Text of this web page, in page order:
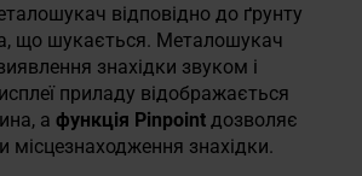
відповідно до ґрунту
що шукається. Металошукач
знахідки звуком і
приладу відображається
а функція Pinpoint дозволяє
місцезнаходження знахідки.